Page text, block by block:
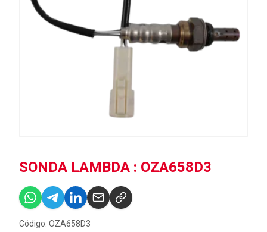
SONDA LAMBDA : OZA658D3
Código: OZA658D3